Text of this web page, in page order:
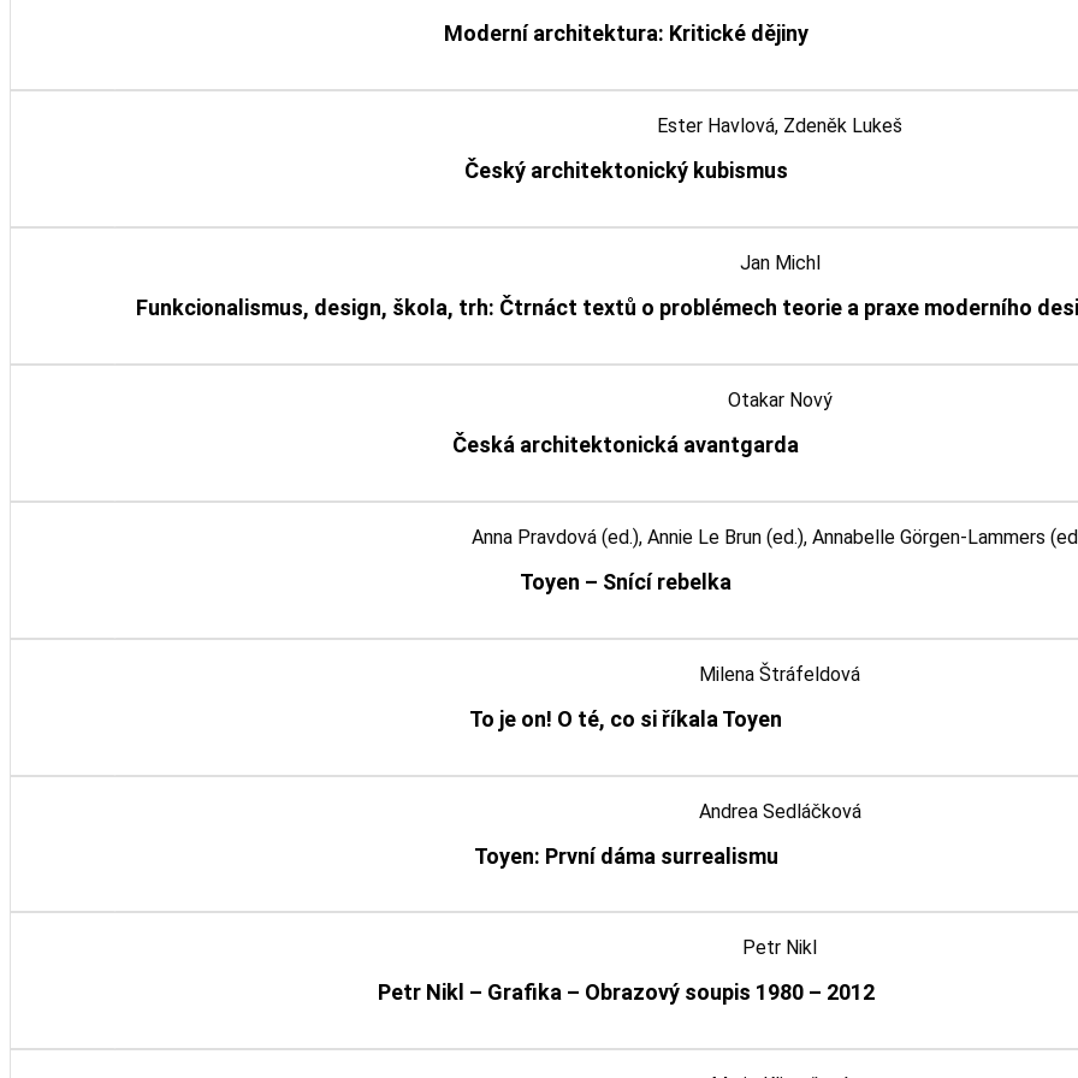
Moderní architektura: Kritické dějiny
Ester Havlová, Zdeněk Lukeš
Český architektonický kubismus
Jan Michl
Funkcionalismus, design, škola, trh: Čtrnáct textů o problémech teorie a praxe moderního
Otakar Nový
Česká architektonická avantgarda
Anna Pravdová (ed.), Annie Le Brun (ed.), Annabelle Görgen-Lammers
Toyen – Snící rebelka
Milena Štráfeldová
To je on! O té, co si říkala Toyen
Andrea Sedláčková
Toyen: První dáma surrealismu
Petr Nikl
Petr Nikl – Grafika – Obrazový soupis 1980 – 2012